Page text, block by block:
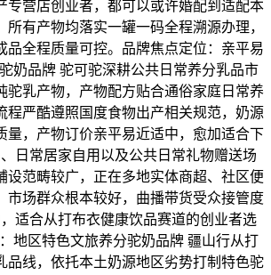
专营店创业者，都可以或许婚配到适配本
所有产物均落实一罐一码全程溯源办理，
品全程质量可控。品牌焦点定位：亲平易
奶品牌 驼可驼深耕公共日常养分乳品市
驼乳产物，产物配方贴合通俗家庭日常养
程严酷遵照国度食物出产相关规范，奶源
量，产物订价亲平易近适中，愈加适合下
日常居家自用以及公共日常礼物赠送场
设范畴较广，正在多地实体商超、社区便
市场群众根本较好，曲播带货受众接管度
适合从打布衣健康饮品赛道的创业者选
地区特色文旅养分驼奶品牌 疆山行从打
品线，依托本土奶源地区劣势打制特色驼